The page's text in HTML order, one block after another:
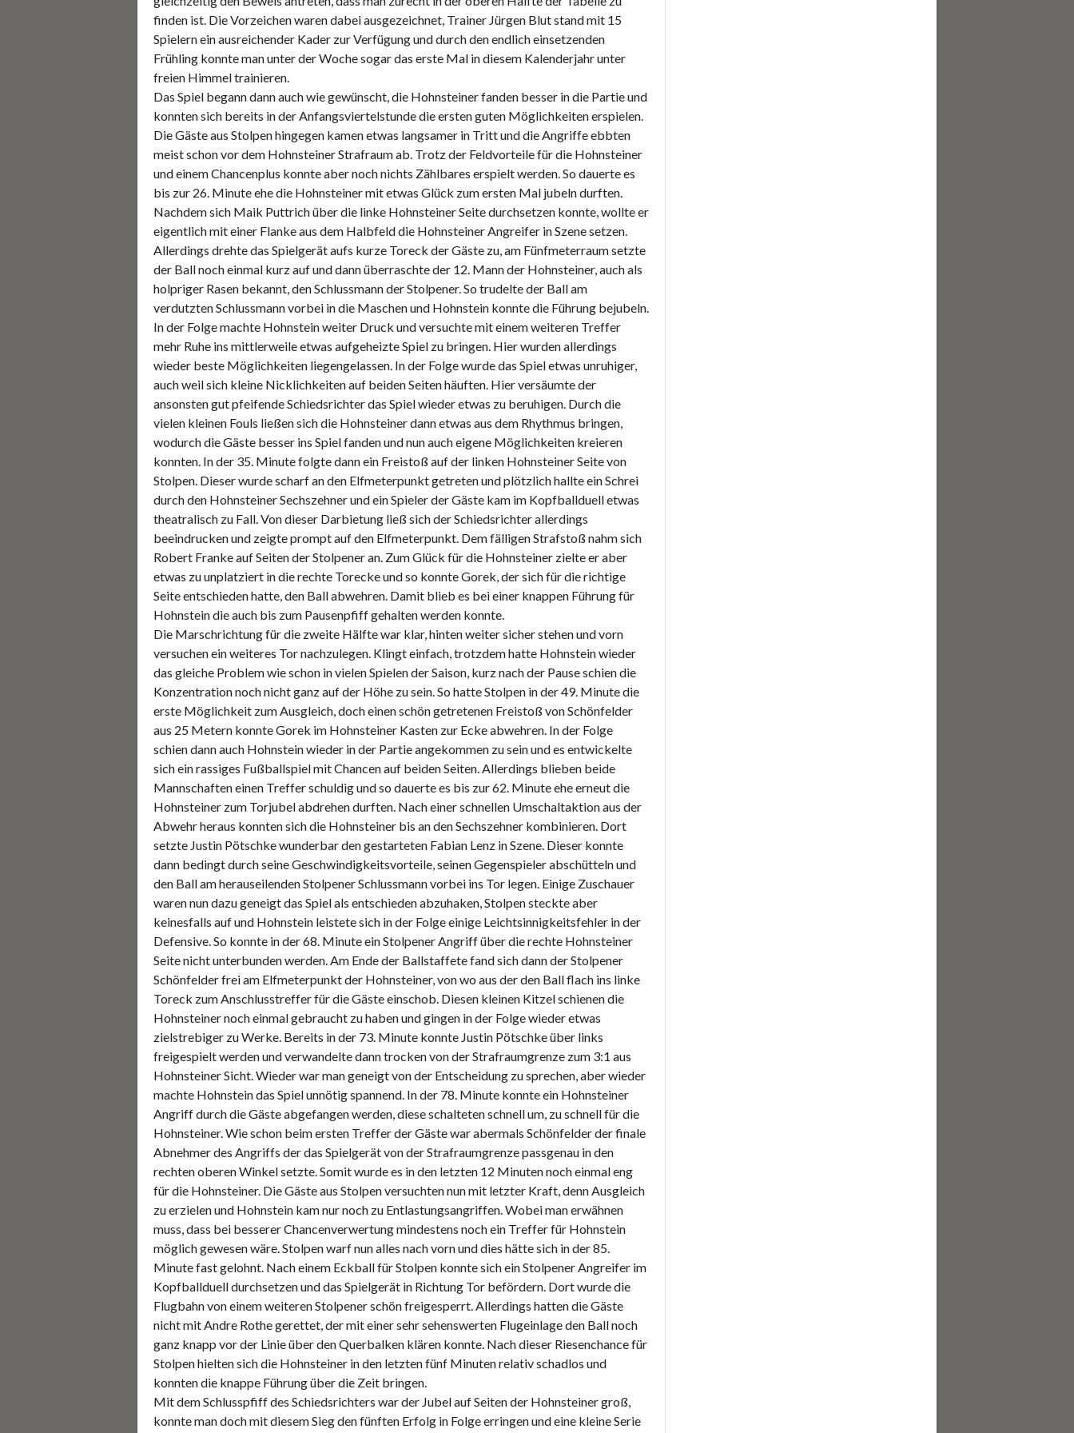
finden ist. Die Vorzeichen waren dabei ausgezeichnet, Trainer Jürgen Blut stand mit 15
Spielern ein ausreichender Kader zur Verfügung und durch den endlich einsetzenden
Frühling konnte man unter der Woche sogar das erste Mal in diesem Kalenderjahr unter
freien Himmel trainieren.
Das Spiel begann dann auch wie gewünscht, die Hohnsteiner fanden besser in die Partie und
konnten sich bereits in der Anfangsviertelstunde die ersten guten Möglichkeiten erspielen.
Die Gäste aus Stolpen hingegen kamen etwas langsamer in Tritt und die Angriffe ebbten
meist schon vor dem Hohnsteiner Strafraum ab. Trotz der Feldvorteile für die Hohnsteiner
und einem Chancenplus konnte aber noch nichts Zählbares erspielt werden. So dauerte es
bis zur 26. Minute ehe die Hohnsteiner mit etwas Glück zum ersten Mal jubeln durften.
Nachdem sich Maik Puttrich über die linke Hohnsteiner Seite durchsetzen konnte, wollte er
eigentlich mit einer Flanke aus dem Halbfeld die Hohnsteiner Angreifer in Szene setzen.
Allerdings drehte das Spielgerät aufs kurze Toreck der Gäste zu, am Fünfmeterraum setzte
der Ball noch einmal kurz auf und dann überraschte der 12. Mann der Hohnsteiner, auch als
holpriger Rasen bekannt, den Schlussmann der Stolpener. So trudelte der Ball am
verdutzten Schlussmann vorbei in die Maschen und Hohnstein konnte die Führung bejubeln.
In der Folge machte Hohnstein weiter Druck und versuchte mit einem weiteren Treffer
mehr Ruhe ins mittlerweile etwas aufgeheizte Spiel zu bringen. Hier wurden allerdings
wieder beste Möglichkeiten liegengelassen. In der Folge wurde das Spiel etwas unruhiger,
auch weil sich kleine Nicklichkeiten auf beiden Seiten häuften. Hier versäumte der
ansonsten gut pfeifende Schiedsrichter das Spiel wieder etwas zu beruhigen. Durch die
vielen kleinen Fouls ließen sich die Hohnsteiner dann etwas aus dem Rhythmus bringen,
wodurch die Gäste besser ins Spiel fanden und nun auch eigene Möglichkeiten kreieren
konnten. In der 35. Minute folgte dann ein Freistoß auf der linken Hohnsteiner Seite von
Stolpen. Dieser wurde scharf an den Elfmeterpunkt getreten und plötzlich hallte ein Schrei
durch den Hohnsteiner Sechszehner und ein Spieler der Gäste kam im Kopfballduell etwas
theatralisch zu Fall. Von dieser Darbietung ließ sich der Schiedsrichter allerdings
beeindrucken und zeigte prompt auf den Elfmeterpunkt. Dem fälligen Strafstoß nahm sich
Robert Franke auf Seiten der Stolpener an. Zum Glück für die Hohnsteiner zielte er aber
etwas zu unplatziert in die rechte Torecke und so konnte Gorek, der sich für die richtige
Seite entschieden hatte, den Ball abwehren. Damit blieb es bei einer knappen Führung für
Hohnstein die auch bis zum Pausenpfiff gehalten werden konnte.
Die Marschrichtung für die zweite Hälfte war klar, hinten weiter sicher stehen und vorn
versuchen ein weiteres Tor nachzulegen. Klingt einfach, trotzdem hatte Hohnstein wieder
das gleiche Problem wie schon in vielen Spielen der Saison, kurz nach der Pause schien die
Konzentration noch nicht ganz auf der Höhe zu sein. So hatte Stolpen in der 49. Minute die
erste Möglichkeit zum Ausgleich, doch einen schön getretenen Freistoß von Schönfelder
aus 25 Metern konnte Gorek im Hohnsteiner Kasten zur Ecke abwehren. In der Folge
schien dann auch Hohnstein wieder in der Partie angekommen zu sein und es entwickelte
sich ein rassiges Fußballspiel mit Chancen auf beiden Seiten. Allerdings blieben beide
Mannschaften einen Treffer schuldig und so dauerte es bis zur 62. Minute ehe erneut die
Hohnsteiner zum Torjubel abdrehen durften. Nach einer schnellen Umschaltaktion aus der
Abwehr heraus konnten sich die Hohnsteiner bis an den Sechszehner kombinieren. Dort
setzte Justin Pötschke wunderbar den gestarteten Fabian Lenz in Szene. Dieser konnte
dann bedingt durch seine Geschwindigkeitsvorteile, seinen Gegenspieler abschütteln und
den Ball am herauseilenden Stolpener Schlussmann vorbei ins Tor legen. Einige Zuschauer
waren nun dazu geneigt das Spiel als entschieden abzuhaken, Stolpen steckte aber
keinesfalls auf und Hohnstein leistete sich in der Folge einige Leichtsinnigkeitsfehler in der
Defensive. So konnte in der 68. Minute ein Stolpener Angriff über die rechte Hohnsteiner
Seite nicht unterbunden werden. Am Ende der Ballstaffete fand sich dann der Stolpener
Schönfelder frei am Elfmeterpunkt der Hohnsteiner, von wo aus der den Ball flach ins linke
Toreck zum Anschlusstreffer für die Gäste einschob. Diesen kleinen Kitzel schienen die
Hohnsteiner noch einmal gebraucht zu haben und gingen in der Folge wieder etwas
zielstrebiger zu Werke. Bereits in der 73. Minute konnte Justin Pötschke über links
freigespielt werden und verwandelte dann trocken von der Strafraumgrenze zum 3:1 aus
Hohnsteiner Sicht. Wieder war man geneigt von der Entscheidung zu sprechen, aber wieder
machte Hohnstein das Spiel unnötig spannend. In der 78. Minute konnte ein Hohnsteiner
Angriff durch die Gäste abgefangen werden, diese schalteten schnell um, zu schnell für die
Hohnsteiner. Wie schon beim ersten Treffer der Gäste war abermals Schönfelder der finale
Abnehmer des Angriffs der das Spielgerät von der Strafraumgrenze passgenau in den
rechten oberen Winkel setzte. Somit wurde es in den letzten 12 Minuten noch einmal eng
für die Hohnsteiner. Die Gäste aus Stolpen versuchten nun mit letzter Kraft, denn Ausgleich
zu erzielen und Hohnstein kam nur noch zu Entlastungsangriffen. Wobei man erwähnen
muss, dass bei besserer Chancenverwertung mindestens noch ein Treffer für Hohnstein
möglich gewesen wäre. Stolpen warf nun alles nach vorn und dies hätte sich in der 85.
Minute fast gelohnt. Nach einem Eckball für Stolpen konnte sich ein Stolpener Angreifer im
Kopfballduell durchsetzen und das Spielgerät in Richtung Tor befördern. Dort wurde die
Flugbahn von einem weiteren Stolpener schön freigesperrt. Allerdings hatten die Gäste
nicht mit Andre Rothe gerettet, der mit einer sehr sehenswerten Flugeinlage den Ball noch
ganz knapp vor der Linie über den Querbalken klären konnte. Nach dieser Riesenchance für
Stolpen hielten sich die Hohnsteiner in den letzten fünf Minuten relativ schadlos und
konnten die knappe Führung über die Zeit bringen.
Mit dem Schlusspfiff des Schiedsrichters war der Jubel auf Seiten der Hohnsteiner groß,
konnte man doch mit diesem Sieg den fünften Erfolg in Folge erringen und eine kleine Serie